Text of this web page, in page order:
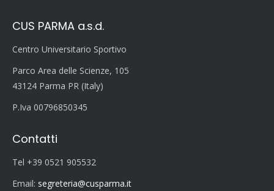
CUS PARMA a.s.d.
Centro Universitario Sportivo
Parco Area delle Scienze, 105
43124 Parma PR (Italy)
P.Iva 00796850345
Contatti
Tel +39 0521 905532
Email: segreteria@cusparma.it